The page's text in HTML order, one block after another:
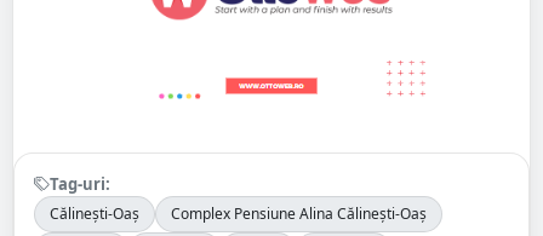
Tag-uri:
Călinești-Oaș
Complex Pensiune Alina Călinești-Oaș